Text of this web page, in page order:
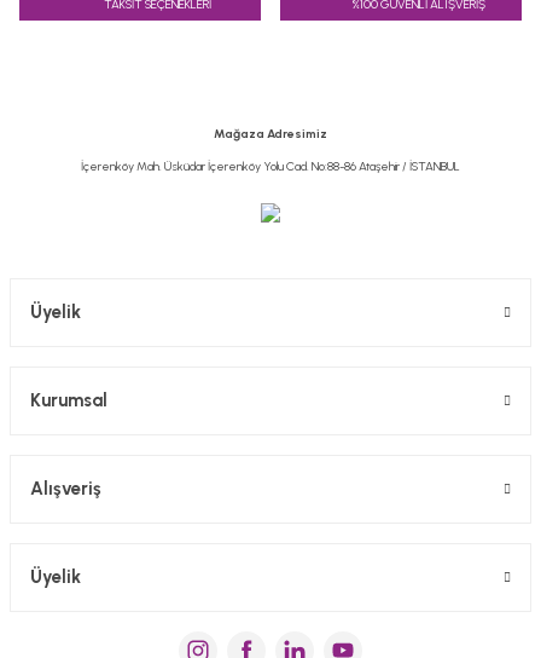
Ürün resmi kalitesiz, bozuk veya görüntülenemiyor.
TAKSİT SEÇENEKLERİ
%100 GÜVENLİ ALIŞVERİŞ
Mağaza Adresimiz
İçerenköy Mah. Üsküdar İçerenköy Yolu Cad. No:88-86 Ataşehir / İSTANBUL
Üyelik
Kurumsal
Alışveriş
Üyelik